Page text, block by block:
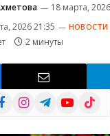
18 марта,
2026 21:35 НОВОСТИ
2 минуты
InstagramTelegramYouTube
TikTok